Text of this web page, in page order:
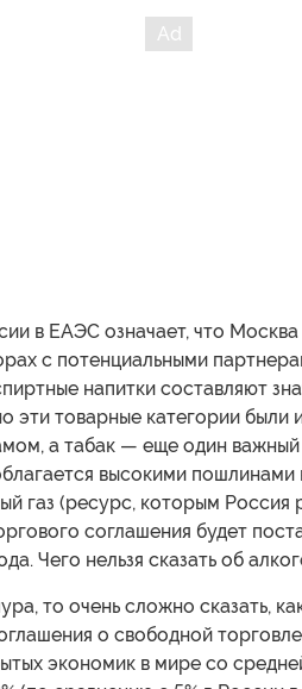
в ЕАЭС означает, что
с потенциальными
напитки составляют
эти товарные категории были
а табак — еще один
высокими пошлинами
газ (ресурс, которым Россия
соглашения будет
Чего нельзя сказать об
то очень сложно сказать,
о свободной
экономик в мире со